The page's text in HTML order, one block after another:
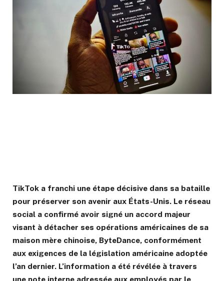
TikTok a franchi une étape décisive dans sa bataille
pour préserver son avenir aux États-Unis. Le réseau
social a confirmé avoir signé un accord majeur
visant à détacher ses opérations américaines de sa
maison mère chinoise, ByteDance, conformément
aux exigences de la législation américaine adoptée
l’an dernier. L’information a été révélée à travers